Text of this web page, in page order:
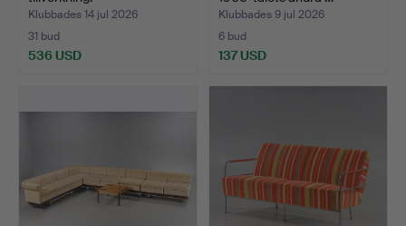
Klubbades 14 jul 2026
31 bud
536 USD
Klubbades 9 jul 2026
6 bud
137 USD